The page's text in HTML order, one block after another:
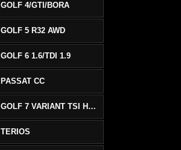
GOLF 4/GTI/BORA
GOLF 5 R32 AWD
GOLF 6 1.6/TDI 1.9
PASSAT CC
GOLF 7 VARIANT TSI HIGHLINE/R-LINE
TERIOS